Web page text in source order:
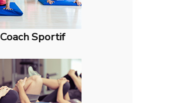
Coach Sportif